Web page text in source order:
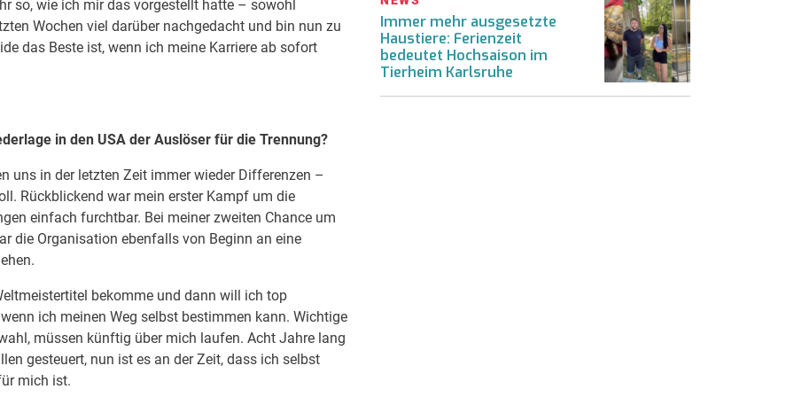
so, wie ich mir das vorgestellt hatte – sowohl
Wochen viel darüber nachgedacht und bin nun zu
das Beste ist, wenn ich meine Karriere ab sofort
in den USA der Auslöser für die Trennung?
uns in der letzten Zeit immer wieder Differenzen –
Rückblickend war mein erster Kampf um die
einfach furchtbar. Bei meiner zweiten Chance um
die Organisation ebenfalls von Beginn an eine
bekomme und dann will ich top
ich meinen Weg selbst bestimmen kann. Wichtige
müssen künftig über mich laufen. Acht Jahre lang
gesteuert, nun ist es an der Zeit, dass ich selbst
mich ist.
Immer mehr ausgesetzte
Haustiere: Ferienzeit
bedeutet Hochsaison im
Tierheim Karlsruhe